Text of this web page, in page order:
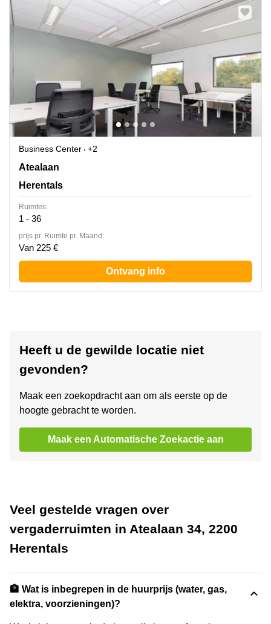
Business Center
+2
Atealaan 34, Herentals
Atealaan
Herentals
Ruimtes:
1 - 36
prijs pr. Ruimte pr. Maand:
Van 225 €
Ontvang info
Heeft u de gewilde locatie niet
gevonden?
Maak een zoekopdracht aan om als eerste op de
hoogte gebracht te worden.
Maak een Automatische Zoekactie aan
Veel gestelde vragen over
vergaderruimten in Atealaan 34, 2200
Herentals
🏦 Wat is inbegrepen in de huurprijs (water, gas,
elektra, voorzieningen)?